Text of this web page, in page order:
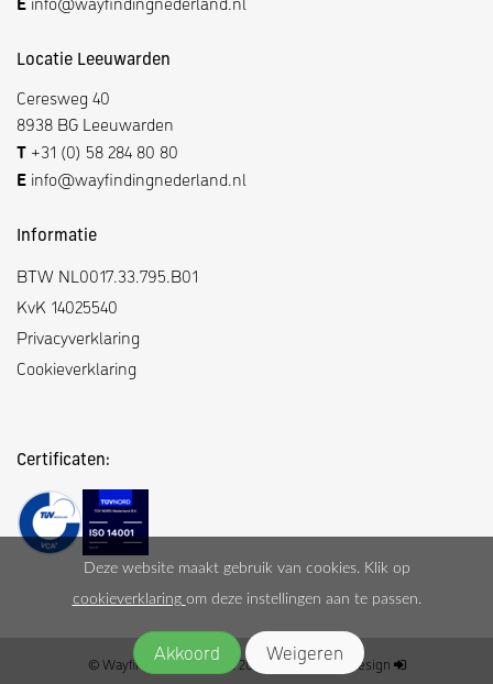
Deze website maakt gebruik van cookies. Klik op
cookieverklaring om deze instellingen aan te passen.
Locatie Leeuwarden
Ceresweg 40
8938 BG Leeuwarden
T +31 (0) 58 284 80 80
E info@wayfindingnederland.nl
Informatie
BTW NL0017.33.795.B01
KvK 14025540
Privacyverklaring
Cookieverklaring
Certificaten:
© Wayfinding Nederland 2026 | Moune Webdesign